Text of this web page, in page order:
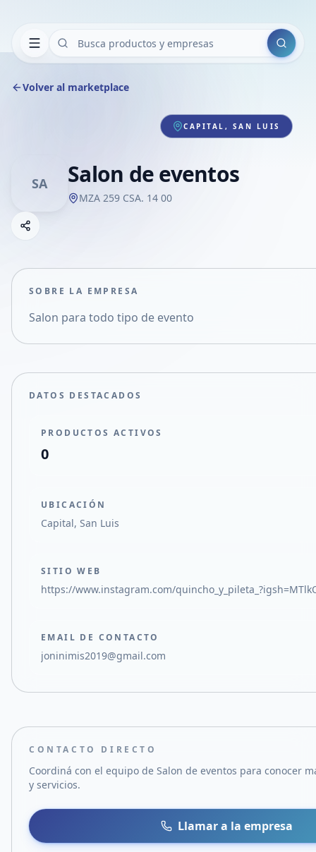
Buscar
Volver al marketplace
CAPITAL, SAN LUIS
SA Salon de eventos
MZA 259 CSA. 14 00
Compartir empresa
Compartir en X
SOBRE LA EMPRESA
Salon para todo tipo de evento
DATOS DESTACADOS
PRODUCTOS ACTIVOS
0
UBICACIÓN
Capital, San Luis
SITIO WEB
https://www.instagram.com/
EMAIL DE CONTACTO
joninimis2019@gmail.com
CONTACTO DIRECTO
Coordiná con el equipo de Salon de eventos para conocer
y servicios.
Llamar a la empresa